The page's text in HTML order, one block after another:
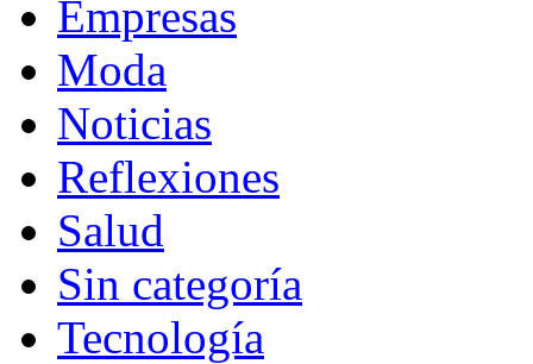
Empresas
Moda
Noticias
Reflexiones
Salud
Sin categoría
Tecnología